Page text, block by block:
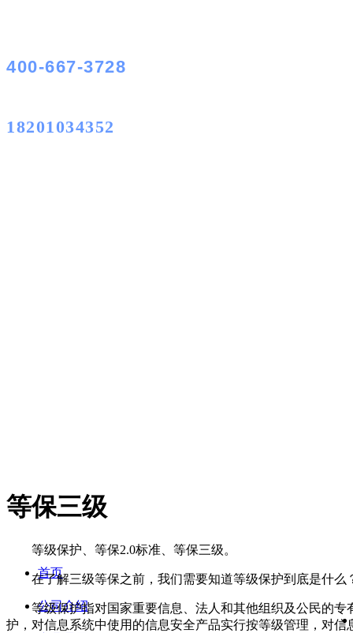
400-667-3728
18201034352
首页
公司介绍
等保三级
等级保护、等保2.0标准、等保三级。
在了解三级等保之前，我们需要知道等级保护到底是什么
等级保护指对国家重要信息、法人和其他组织及公民的专
护，对信息系统中使用的信息安全产品实行按等级管理，对